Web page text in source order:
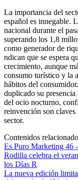
La importancia del
español es innegable.
nacional durante el
superando los 1,8
como generador de
ndican que se espera
crecimiento, aunque
consumo turístico y la
hábitos del
duplicado su
del ocio nocturno,
reinvención son
sector.
Contenidos
Es Puro Marketing 46
Rodilla celebra el
los Días R
La nueva edición